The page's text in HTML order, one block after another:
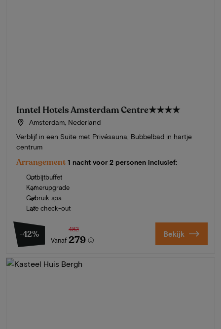
Inntel Hotels Amsterdam Centre★★★★
Amsterdam, Nederland
Verblijf in een Suite met Privésauna, Bubbelbad in hartje
centrum
Arrangement 1 nacht voor 2 personen inclusief:
Ontbijtbuffet
Kamerupgrade
Gebruik spa
Late check-out
-42%
Vanaf
482
279 Bekijk